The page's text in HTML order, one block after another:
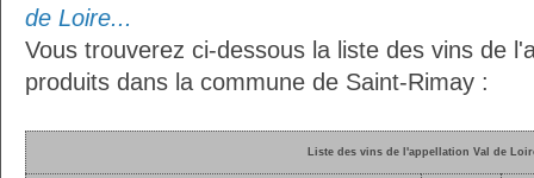
de Loire...
Vous trouverez ci-dessous la liste des vins de
produits dans la commune de Saint-Rimay :
Liste des vins de l'appellation Val de